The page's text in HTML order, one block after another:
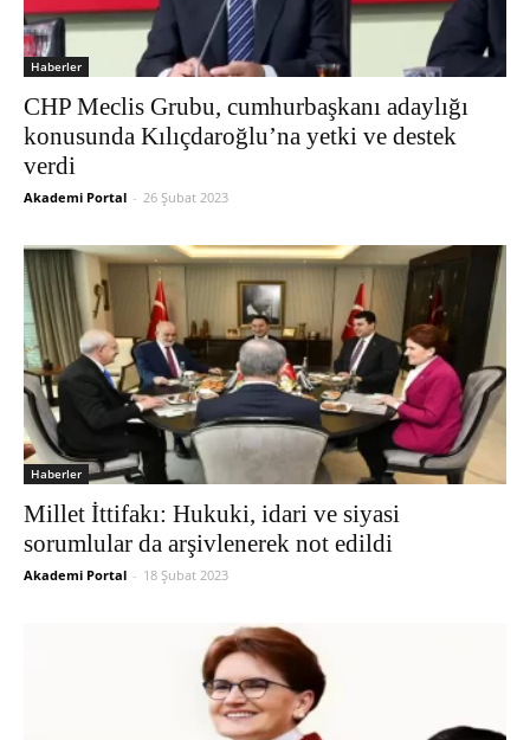
Haberler
CHP Meclis Grubu, cumhurbaşkanı adaylığı
konusunda Kılıçdaroğlu’na yetki ve destek
verdi
Akademi Portal - 26 Şubat 2023
Haberler
Millet İttifakı: Hukuki, idari ve siyasi
sorumlular da arşivlenerek not edildi
Akademi Portal - 18 Şubat 2023